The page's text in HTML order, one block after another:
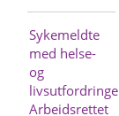
Sykemeldte
med helse-
og
Arbeidsrettet